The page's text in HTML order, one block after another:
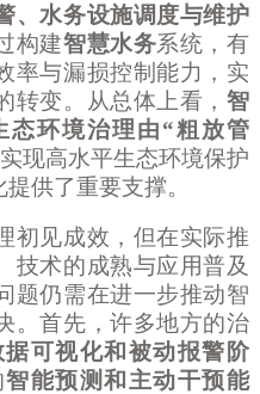
、水务设施调度与维护
构建智慧水务系统，有
率与漏损控制能力，实
转变。从总体上看，智
态环境治理由“粗放管
实现高水平生态环境保护
供了重要支撑。
见成效，但在实际推
技术的成熟与应用普及
题仍需在进一步推动智
。首先，许多地方的治
据可视化和被动报警阶
智能预测和主动干预能